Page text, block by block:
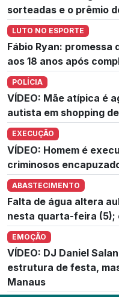
sorteadas e o prêmio
LUTO NO ESPORTE
Fábio Ryan: promessa
aos 18 anos após
POLÍCIA
VÍDEO: Mãe atípica é
autista em shopping
EXECUÇÃO
VÍDEO: Homem é
criminosos
ABASTECIMENTO
Falta de água altera
nesta quarta-feira (5);
EMOÇÃO
VÍDEO: DJ Daniel
estrutura de festa,
Manaus